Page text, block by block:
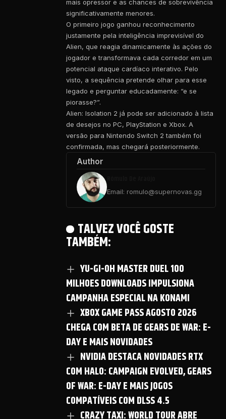
mais opressor e as chances de sobrevivência
significativamente menores.
O primeiro jogo ganhou reconhecimento
justamente pela inteligência imprevisível do
Alien, que reagia dinamicamente às ações do
jogador e transformava cada corredor em um
potencial ataque cardíaco interativo. Pelo
visto, a sequência pretende olhar para esse
legado e perguntar educadamente: “e se
piorasse?”.
Alien: Isolation 2 já pode ser adicionado à lista
de desejos no PC, PlayStation e Xbox. A
versão para Nintendo Switch 2 também foi
confirmada, mas chegará posteriormente.
Author
Email: romulo@supernovas.gg
TALVEZ VOCÊ GOSTE
TAMBÉM:
YU-GI-OH MASTER DUEL 100
MILHOES DOWNLOADS IMPULSIONA
CAMPANHA ESPECIAL NA KONAMI
XBOX GAME PASS AGOSTO 2026
CHEGA COM BETA DE GEARS DE WAR: E-
DAY E MAIS NOVIDADES
NVIDIA DESTACA NOVIDADES RTX
COM HALO: CAMPAIGN EVOLVED, GEARS
OF WAR: E-DAY E MAIS JOGOS
COMPATÍVEIS COM DLSS 4.5